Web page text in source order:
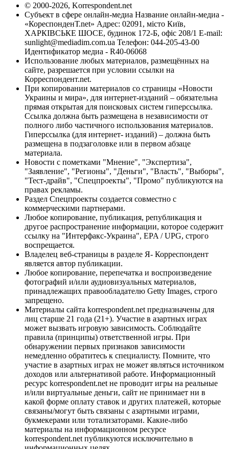
© 2000-2026, Korrespondent.net
Субъект в сфере онлайн-медиа Название онлайн-медиа -
«КореспонденТ.net» Адрес: 02091, місто Київ,
ХАРКІВСЬКЕ ШОСЕ, будинок 172-Б, офіс 208/1 E-mail:
sunlight@mediadim.com.ua Телефон: 044-205-43-00
Идентификатор медиа - R40-06068
Использование любых материалов, размещённых на
сайте, разрешается при условии ссылки на
Корреспондент.net.
При копировании материалов со страницы «Новости
Украины и мира», для интернет-изданий – обязательна
прямая открытая для поисковых систем гиперссылка.
Ссылка должна быть размещена в независимости от
полного либо частичного использования материалов.
Гиперссылка (для интернет- изданий) – должна быть
размещена в подзаголовке или в первом абзаце
материала.
Новости с пометками "Мнение", "Экспертиза",
"Заявление", "Регионы", "Деньги", "Власть", "Выборы",
"Тест-драйв", "Спецпроекты", "Промо" публикуются на
правах рекламы.
Раздел Спецпроекты создается совместно с
коммерческими партнерами.
Любое копирование, публикация, републикация и
другое распространение информации, которое содержит
ссылку на "Интерфакс-Украина", EPA / UPG, строго
воспрещается.
Владелец веб-страницы в разделе Я- Корреспондент
является автор публикации.
Любое копирование, перепечатка и воспроизведение
фотографий и/или аудиовизуальных материалов,
принадлежащих правообладателю Getty Images, строго
запрещено.
Материалы сайта korrespondent.net предназначены для
лиц старше 21 года (21+). Участие в азартных играх
может вызвать игровую зависимость. Соблюдайте
правила (принципы) ответственной игры. При
обнаружении первых признаков зависимости
немедленно обратитесь к специалисту. Помните, что
участие в азартных играх не может являться источником
доходов или альтернативой работе. Информационный
ресурс korrespondent.net не проводит игры на реальные
и/или виртуальные деньги, сайт не принимает ни в
какой форме оплату ставок и других платежей, которые
связаны/могут быть связаны с азартными играми,
букмекерами или тотализаторами. Какие-либо
материалы на информационном ресурсе
korrespondent.net публикуются исключительно в